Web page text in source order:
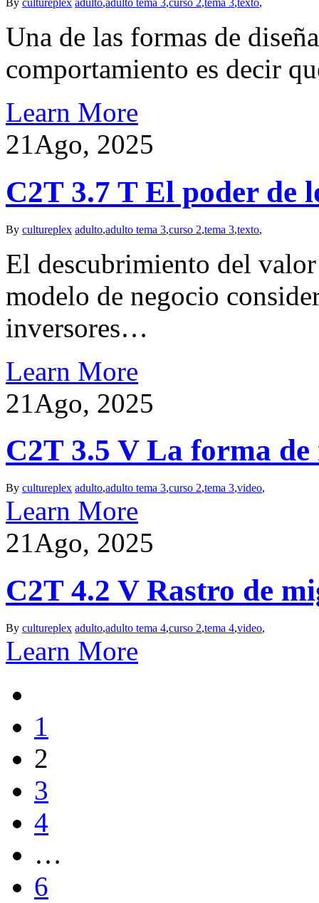
Una de las formas de
comportamiento es decir
Learn More
21Ago, 2025
C2T 3.7 T El poder de
By cultureplex adulto,adulto tema 3,curso 2,tema 3,texto,
El descubrimiento del
modelo de negocio
inversores…
Learn More
21 Ago, 2025
C2T 3.5 V La forma
By cultureplex adulto,adulto tema 3,curso 2,tema 3,video,
Learn More
21Ago, 2025
C2T 4.2 V Rastro de
By cultureplex adulto,adulto tema 4,curso 2,tema 4,video,
Learn More
1
2
3
4
…
6